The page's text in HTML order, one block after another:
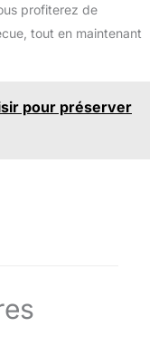
profiterez de
tout en maintenant
pour préserver